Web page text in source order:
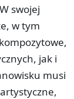
swojej
w tym
jak i
musi